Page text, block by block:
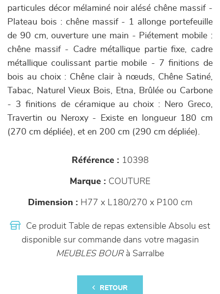
particules décor mélaminé noir alésé chêne massif -
Plateau bois : chêne massif - 1 allonge portefeuille
de 90 cm, ouverture une main - Piétement mobile :
chêne massif - Cadre métallique partie fixe, cadre
métallique coulissant partie mobile - 7 finitions de
bois au choix : Chêne clair à nœuds, Chêne Satiné,
Tabac, Naturel Vieux Bois, Etna, Brûlée ou Carbone
- 3 finitions de céramique au choix : Nero Greco,
Travertin ou Neroxy - Existe en longueur 180 cm
(270 cm dépliée), et en 200 cm (290 cm dépliée).
Référence : 10398
Marque : COUTURE
Dimension : H77 x L180/270 x P100 cm
Ce produit Table de repas extensible Absolu est
disponible sur commande dans votre magasin
MEUBLES BOURà Sarralbe
RETOUR